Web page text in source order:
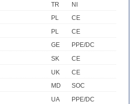
TR
NI
PL
CE
PL
CE
GE
PPE/DC
SK
CE
UK
CE
MD
SOC
UA
PPE/DC